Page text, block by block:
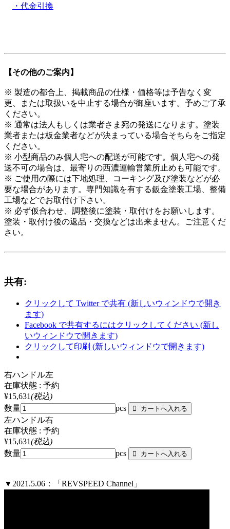
・代金引換
【その他のご案内】
※ 製造の都合上、掲載商品の仕様・価格等は予告なく変
更、または取扱いを中止する場合が御座います。予めご了承
ください。
※ 通常は法人もしくは業者さま宛の発送になります。塗装
業者または板金業者などが決まっている場合そちらをご指定
ください。
※ 小型商品のみ個人宅への配送が可能です。個人宅への発
送不可の場合は、最寄りの西濃運輸営業所止めも可能です。
※ ご使用の際には下地処理、コーキング及び塗装などが必
要な場合があります。専門知識を有する鈑金塗装工場、整備
工場などでお取付け下さい。
※ 必ず仮合わせ、調整後に塗装・取付けをお願いします。
塗装・取付け後の返品・交換などは出来ません。ご注意くだ
さい。
共有:
クリックして Twitter で共有 (新しいウィンドウで開き
ます)
Facebook で共有するにはクリックしてください (新し
いウィンドウで開きます)
クリックして印刷 (新しいウィンドウで開きます)
右ハンドル左
在庫状態 : 予約
¥15,631(税込)
数量
pcs
左ハンドル右
在庫状態 : 予約
¥15,631(税込)
数量
pcs
▼2021.5.06：「REVSPEED Channel」